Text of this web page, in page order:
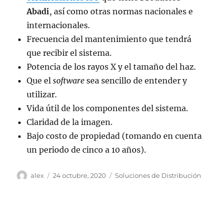
Abadi, así como otras normas nacionales e
internacionales.
Frecuencia del mantenimiento que tendrá
que recibir el sistema.
Potencia de los rayos X y el tamaño del haz.
Que elsoftware sea sencillo de entender y
utilizar.
Vida útil de los componentes del sistema.
Claridad de la imagen.
Bajo costo de propiedad (tomando en cuenta
un periodo de cinco a 10 años).
Autor
alex
Publicado
24 octubre, 2020 Categorías
Soluciones de Distribución